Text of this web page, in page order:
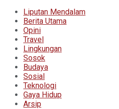
Liputan Mendalam
Berita Utama
Opini
Travel
Lingkungan
Sosok
Budaya
Sosial
Teknologi
Gaya Hidup
Arsip